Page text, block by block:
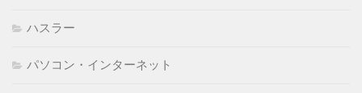
ハスラー
パソコン・インターネット